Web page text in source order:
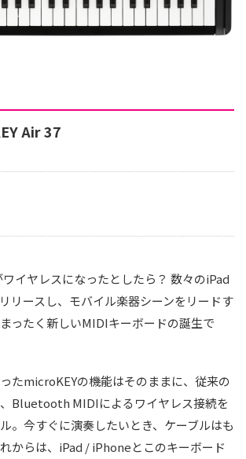
Air 37
イヤレスになったとしたら？ 数々のiPad
リースし、モバイル楽器シーンをリードす
ったく新しいMIDIキーボードの誕生で
たmicroKEYの機能はそのままに、従来の
Bluetooth MIDIによるワイヤレス接続を
。今すぐに演奏したいとき、ケーブルはも
からは、iPad / iPhoneとこのキーボード